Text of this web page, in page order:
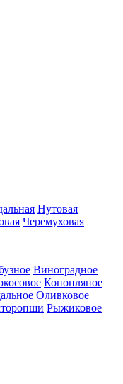
Нутовая
Черемуховая
Виноградное
Конопляное
Оливковое
Рыжиковое